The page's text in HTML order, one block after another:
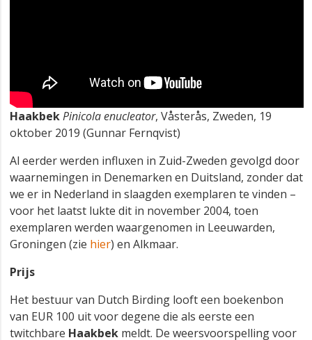
HaakbekPinicola enucleator, Våsterås, Zweden, 19
oktober 2019 (Gunnar Fernqvist)
Al eerder werden influxen in Zuid-Zweden gevolgd door
waarnemingen in Denemarken en Duitsland, zonder dat
we er in Nederland in slaagden exemplaren te vinden –
voor het laatst lukte dit in november 2004, toen
exemplaren werden waargenomen in Leeuwarden,
Groningen (zie hier) en Alkmaar.
Prijs
Het bestuur van Dutch Birding looft een boekenbon
van EUR 100 uit voor degene die als eerste een
twitchbare Haakbek meldt. De weersvoorspelling voor